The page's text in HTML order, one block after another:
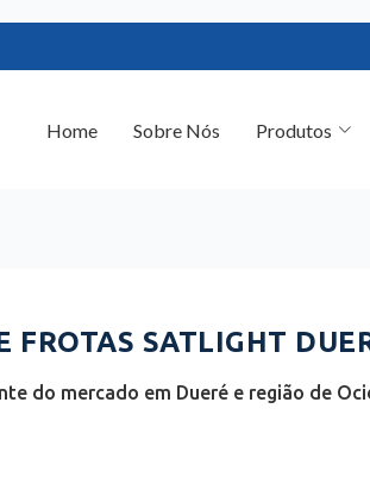
FROTAS SATLIGHT
do mercado em Dueré e região de